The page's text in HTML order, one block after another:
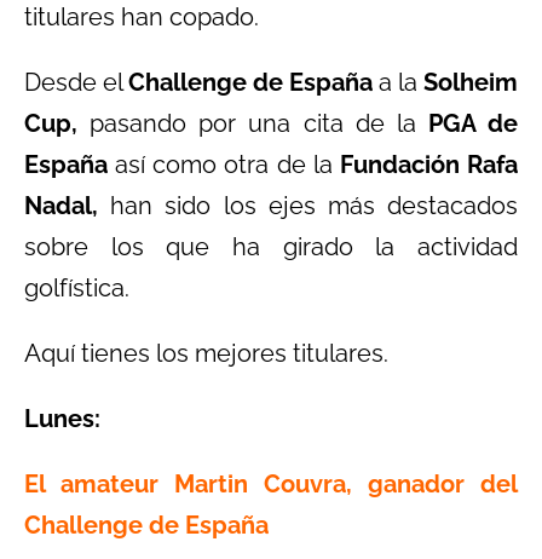
titulares han copado.
Desde elChallenge de España a la Solheim
Cup, pasando por una cita de la PGA de
España así como otra de la Fundación Rafa
Nadal, han sido los ejes más destacados
sobre los que ha girado la actividad
golfística.
Aquí tienes los mejores titulares.
Lunes:
El amateur Martin Couvra, ganador del
Challenge de España